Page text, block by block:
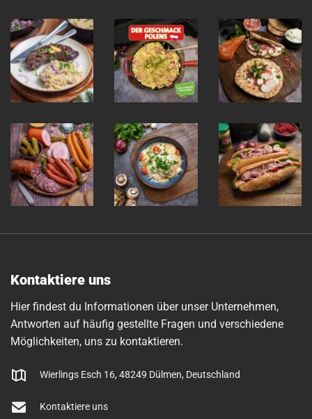
Kontaktiere uns
Hier findest du Informationen über unser Unternehmen,
Antworten auf häufig gestellte Fragen und verschiedene
Möglichkeiten, uns zu kontaktieren.
Wierlings Esch 16, 48249 Dülmen, Deutschland
Kontaktiere uns